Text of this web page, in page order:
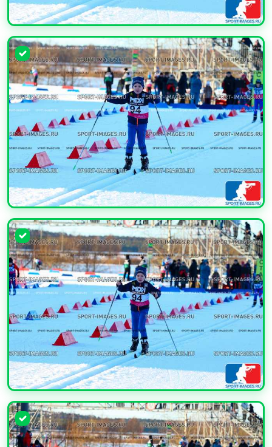
УВЕЛИЧИТЬ
УВЕЛИЧИТЬ
УВЕЛИЧИТЬ